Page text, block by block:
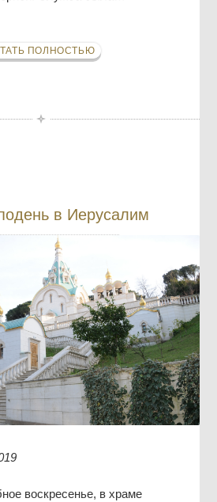
ПОЛНОСТЬЮ
в Иерусалим
воскресенье, в храме